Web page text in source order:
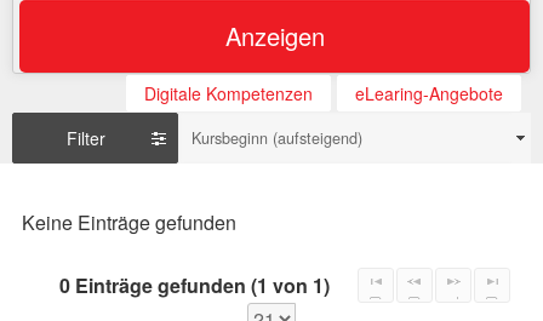
Anzeigen
Digitale Kompetenzen
eLearing-Angebote
Filter
Kursbeginn (aufsteigend)
Keine Einträge gefunden
0 Einträge gefunden (1 von 1)